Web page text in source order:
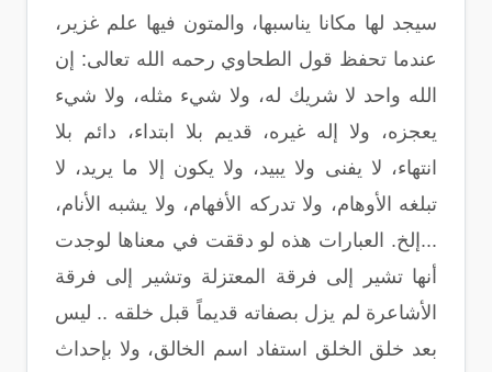
سيجد لها مكانا يناسبها، والمتون فيها علم غزير،
عندما تحفظ قول الطحاوي رحمه الله تعالى: إن
الله واحد لا شريك له، ولا شيء مثله، ولا شيء
يعجزه، ولا إله غيره، قديم بلا ابتداء، دائم بلا
انتهاء، لا يفنى ولا يبيد، ولا يكون إلا ما يريد، لا
تبلغه الأوهام، ولا تدركه الأفهام، ولا يشبه الأنام،
...إلخ. العبارات هذه لو دققت في معناها لوجدت
أنها تشير إلى فرقة المعتزلة وتشير إلى فرقة
الأشاعرة لم يزل بصفاته قديماً قبل خلقه .. ليس
بعد خلق الخلق استفاد اسم الخالق، ولا بإحداث